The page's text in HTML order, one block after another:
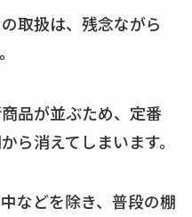
も調査
取扱は、残念ながら
品が並ぶため、定番
ら消えてしまいます。
などを除き、普段の棚